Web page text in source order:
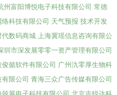
州富阳博悦电子科技有限公司 常德
科技有限公司 天气预报 技术开发
代数码商城
上海冀瑶信息咨询有限公
圳市深发展零零一资产管理有限公司
俊懿软件有限公司 广州氿零厚生物科
限公司 青海三众广告传媒有限公司